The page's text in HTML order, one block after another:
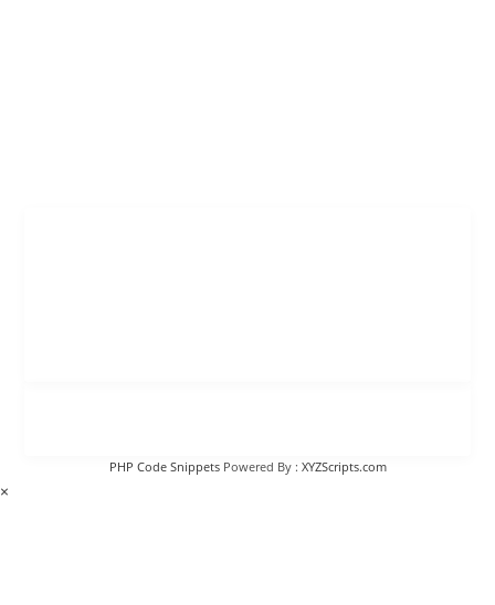
PHP Code SnippetsPowered By : XYZScripts.com
×